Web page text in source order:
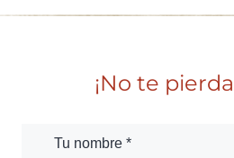
¡No te
Tu nombre *